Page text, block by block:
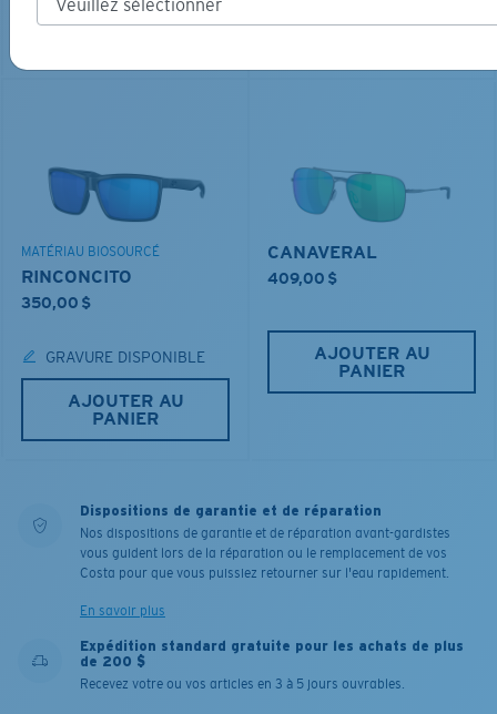
AJOUTER AU
MATÉRIAU BIOSOURCÉ
RINCONCITO
350,00 $
GRAVURE DISPONIBLE
AJOUTER AU
PANIER
CANAVERAL
409,00 $
AJOUTER AU
PANIER
Dispositions de garantie et de réparation
Nos dispositions de garantie et de réparation avant-gardistes
vous guident lors de la réparation ou le remplacement de vos
Costa pour que vous puissiez retourner sur l'eau rapidement.
En savoir plus
Expédition standard gratuite pour les achats de plus
de 200 $
Recevez votre ou vos articles en 3 à 5 jours ouvrables.